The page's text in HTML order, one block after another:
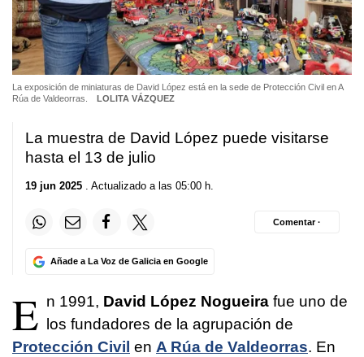
La exposición de miniaturas de David López está en la sede de Protección Civil en A
Rúa de Valdeorras.
LOLITA VÁZQUEZ
La muestra de David López puede visitarse
hasta el 13 de julio
19 jun 2025 . Actualizado a las 05:00 h.
Añade a La Voz de Galicia en Google
Comentar ·
E n 1991, David López Nogueira fue uno de
los fundadores de la agrupación de
Protección Civil en A Rúa de Valdeorras. En